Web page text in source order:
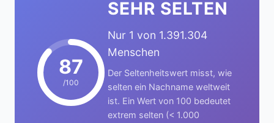
87
/100
SEHR SELTEN
Nur 1 von 1.391.304
Menschen
Der Seltenheitswert misst, wie
selten ein Nachname weltweit
ist. Ein Wert von 100 bedeutet
extrem selten (< 1.000